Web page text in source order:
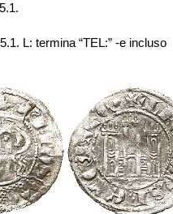
L: termina “TEL:” -e incluso